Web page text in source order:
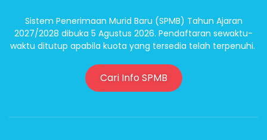
Sistem Penerimaan Murid Baru (SPMB) Tahun Ajaran
2027/2028 dibuka 5 Agustus 2026. Pendaftaran sewaktu-
waktu ditutup apabila kuota yang tersedia telah terpenuhi.
Cari Info SPMB